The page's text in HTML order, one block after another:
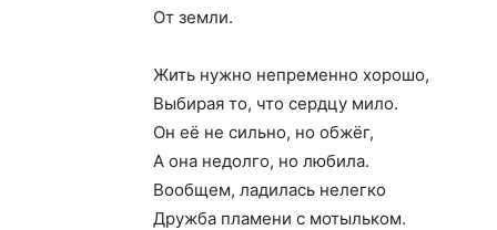
От земли.
Жить нужно непременно хорошо,
Выбирая то, что сердцу мило.
Он её не сильно, но обжёг,
А она недолго, но любила.
Вообщем, ладилась нелегко
Дружба пламени с мотыльком.